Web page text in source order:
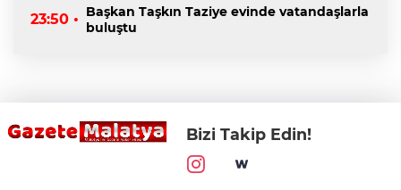
23:50 • Başkan Taşkın Taziye evinde vatandaşlarla
buluştu
Bizi Takip Edin!